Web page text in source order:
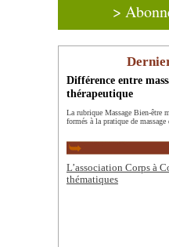
>
Différence entre
thérapeutique
La rubrique Massage Bien-être
formés à la pratique de massage
L’association Corps à
thématiques